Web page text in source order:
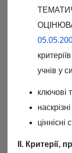
учнів у
ключові
ціннісні
ІІ.